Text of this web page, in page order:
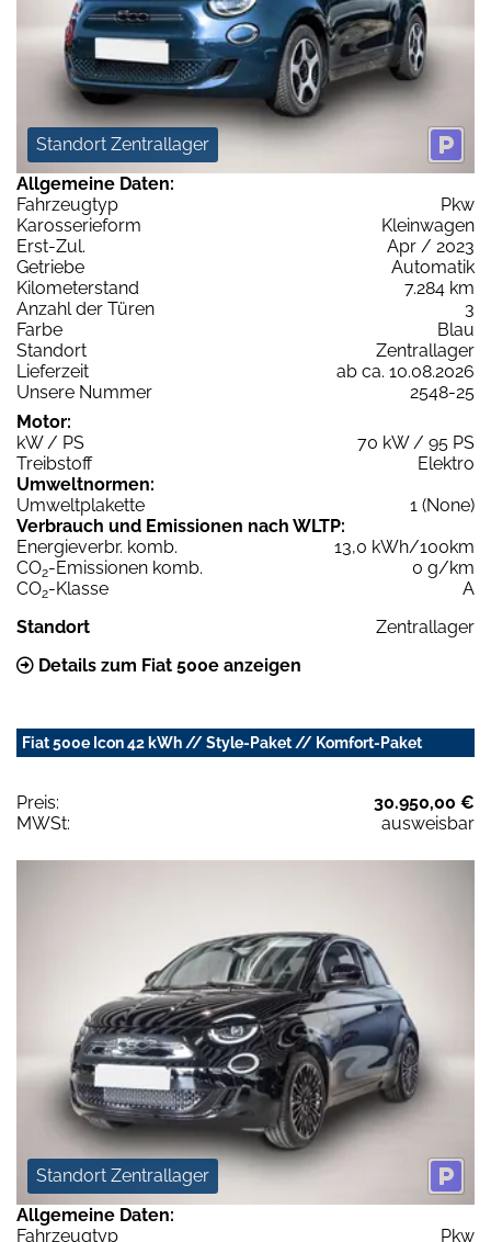
Standort Zentrallager
Allgemeine Daten:
Fahrzeugtyp
Pkw
Karosserieform
Kleinwagen
Erst-Zul.
Apr / 2023
Getriebe
Automatik
Kilometerstand
7.284 km
Anzahl der Türen
3
Farbe
Blau
Standort
Zentrallager
Lieferzeit
ab ca. 10.08.2026
Unsere Nummer
2548-25
Motor:
kW / PS
70 kW / 95 PS
Treibstoff
Elektro
Umweltnormen:
Umweltplakette
1 (None)
Verbrauch und Emissionen nach WLTP:
Energieverbr. komb.
13,0 kWh/100km
CO2-Emissionen komb.
0 g/km
CO2-Klasse
A
Standort
Zentrallager
Details zum Fiat 500e anzeigen
Fiat 500e Icon 42 kWh // Style-Paket // Komfort-Paket
Preis:
30.950,00 €
MWSt:
ausweisbar
Standort Zentrallager
Allgemeine Daten:
Fahrzeugtyp
Pkw